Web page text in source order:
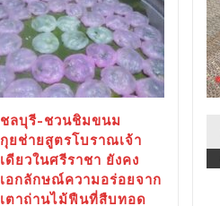
ชลบุรี-ชวนชิมขนม
กุยช่ายสูตรโบราณเจ้า
เดียวในศรีราชา ยังคง
เอกลักษณ์ความอร่อยจาก
เตาถ่านไม้ฟืนที่สืบทอด